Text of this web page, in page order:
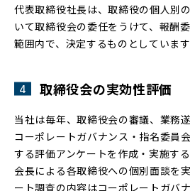
代表取締役社長は、取締役の個人別
いて取締役会の委任をうけて、報酬
範囲内で、決定するものとしています
取締役会の実効性評価
当社は毎年、取締役会の審議、業務
コーポレートガバナンス・指名委員
する評価アンケートを作成・実施す
会長による各取締役への個別面談を
ート調査の内容はコーポレートガバ